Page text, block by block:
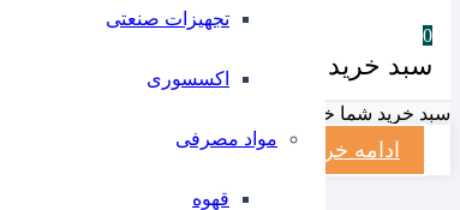
تجهیزات صنعتی
اکسسوری
مواد مصرفی
قهوه
0
سبد خرید شما
سبد خرید شما خالیست
ادامه خرید